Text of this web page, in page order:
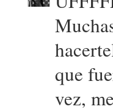
que
vez,